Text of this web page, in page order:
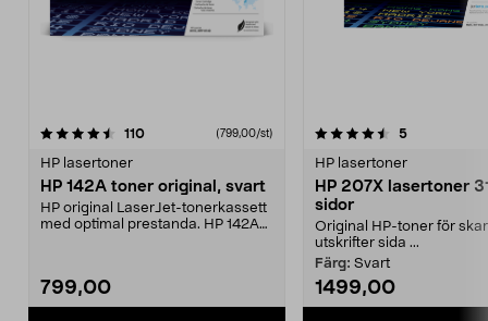
110recensioner(799,00/st)
HP lasertoner
HP 142A toner original, svart
HP original LaserJet-tonerkassett
med optimal prestanda. HP 142A
799,00
4.5 av 5 stjärnor 5recensioner
HP lasertoner
HP 207X lasertoner
sidor
Original HP-toner för
utskrifter sida ...
Färg: Svart
1499,00
4.5 av 5 stjärnor